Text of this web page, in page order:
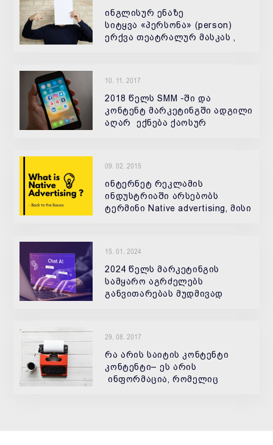
ინგლისურ ენაზე
სიტყვა «პერსონა» (person)
ერქვა თეატრალურ მასკას ,
დრამატული ნაწარმოების
პერსონაჟთან ასოცირდებოდა.
10. 11. 2017
2018 წელს SMM -ში და
კონტენტ მარკეტინგში ადგილი
აღარ ექნება ქაოსურ
შედეგს მხოლოდ სოციალური
ქსელების კონტენტ-
მარკეტინგის სტ
09. 02. 2015
ინტერნეტ რეკლამის
ინდუსტრიაში არსებობს
ტერმინი Native advertising, მისი
ბუნებრივი რეკლამის (Native
Advertising) პოპულარო
15. 01. 2024
2024 წელს მარკეტინგის
სამყარო აგრძელებს
განვითარებას მუდმივად
საჭიროებების გამოწვევების
დასაკმაყოფილებლად
29. 08. 2017
რა არის საიტის კონტენტი
კონტენტი– ეს არის
ინფორმაცია, რომელიც